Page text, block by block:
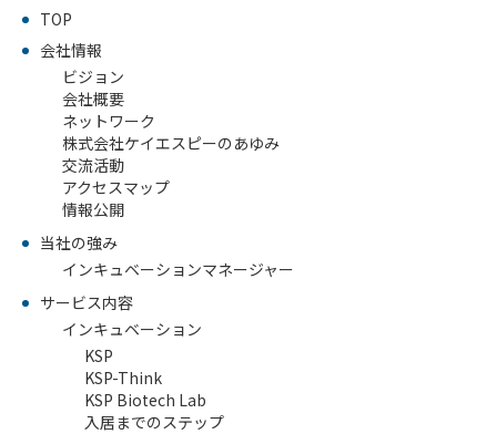
ビ
ジョ
ン
TOP
会社情報
ビジョン
会社概要
ネットワーク
株式会社ケイエスピーのあゆみ
交流活動
アクセスマップ
情報公開
当社の強み
インキュベーションマネージャー
サービス内容
インキュベーション
KSP
KSP-Think
KSP Biotech Lab
入居までのステップ